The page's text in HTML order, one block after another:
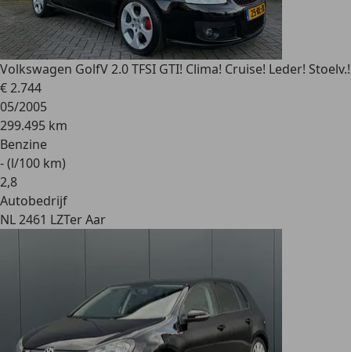
Volkswagen GolfV 2.0 TFSI GTI! Clima! Cruise! Leder! Stoelv.!
€ 2.744
05/2005
299.495 km
Benzine
- (l/100 km)
2,8
Autobedrijf
NL 2461 LZTer Aar